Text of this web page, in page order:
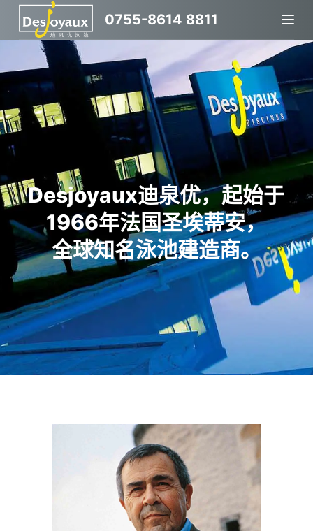
跳
过
容
0755-8614 8811
Desjoyaux迪泉优，起始于
1966年法国圣埃蒂安，
全球知名泳池建造商。